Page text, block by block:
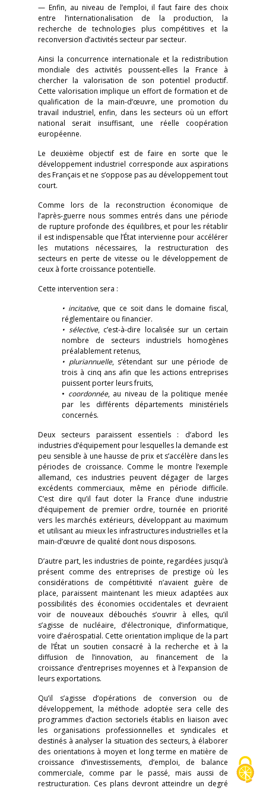
— Enfin, au niveau de l’emploi, il faut faire des choix
entre l’internationalisation de la production, la
recherche de technologies plus compétitives et la
reconversion d’activités secteur par secteur.
Ainsi la concurrence internationale et la redistribution
mondiale des activités poussent-elles la France à
chercher la valorisation de son potentiel productif.
Cette valorisation implique un effort de formation et de
qualification de la main-d’œuvre, une promotion du
travail industriel, enfin, dans les secteurs où un effort
national serait insuffisant, une réelle coopération
européenne.
Le deuxième objectif est de faire en sorte que le
développement industriel corresponde aux aspirations
des Français et ne s’oppose pas au développement tout
court.
Comme lors de la reconstruction économique de
l’après-guerre nous sommes entrés dans une période
de rupture profonde des équilibres, et pour les rétablir
il est indispensable que l’État intervienne pour accélérer
les mutations nécessaires, la restructuration des
secteurs en perte de vitesse ou le développement de
ceux à forte croissance potentielle.
Cette intervention sera :
• incitative, que ce soit dans le domaine fiscal,
réglementaire ou financier.
• sélective, c’est-à-dire localisée sur un certain
nombre de secteurs industriels homogènes
préalablement retenus,
• pluriannuelle, s’étendant sur une période de
trois à cinq ans afin que les actions entreprises
puissent porter leurs fruits,
• coordonnée, au niveau de la politique menée
par les différents départements ministériels
concernés.
Deux secteurs paraissent essentiels : d’abord les
industries d’équipement pour lesquelles la demande est
peu sensible à une hausse de prix et s’accélère dans les
périodes de croissance. Comme le montre l’exemple
allemand, ces industries peuvent dégager de larges
excédents commerciaux, même en période difficile.
C’est dire qu’il faut doter la France d’une industrie
d’équipement de premier ordre, tournée en priorité
vers les marchés extérieurs, développant au maximum
et utilisant au mieux les infrastructures industrielles et la
main-d’œuvre de qualité dont nous disposons.
D’autre part, les industries de pointe, regardées jusqu’à
présent comme des entreprises de prestige où les
considérations de compétitivité n’avaient guère de
place, paraissent maintenant les mieux adaptées aux
possibilités des économies occidentales et devraient
voir de nouveaux débouchés s’ouvrir à elles, qu’il
s’agisse de nucléaire, d’électronique, d’informatique,
voire d’aérospatial. Cette orientation implique de la part
de l’État un soutien consacré à la recherche et à la
diffusion de l’innovation, au financement de la
croissance d’entreprises moyennes et à l’expansion de
leurs exportations.
Qu’il s’agisse d’opérations de conversion ou de
développement, la méthode adoptée sera celle des
programmes d’action sectoriels établis en liaison avec
les organisations professionnelles et syndicales et
destinés à analyser la situation des secteurs, à élaborer
des orientations à moyen et long terme en matière de
croissance d’investissements, d’emploi, de balance
commerciale, comme par le passé, mais aussi de
restructuration. Ces plans devront atteindre un degré